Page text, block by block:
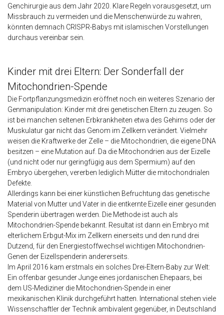
Genchirurgie aus dem Jahr 2020. Klare Regeln vorausgesetzt, um
Missbrauch zu vermeiden und die Menschenwürde zu wahren,
könnten demnach CRISPR-Babys mit islamischen Vorstellungen
durchaus vereinbar sein.
Kinder mit drei Eltern: Der Sonderfall der
Mitochondrien-Spende
Die Fortpflanzungsmedizin eröffnet noch ein weiteres Szenario der
Genmanipulation: Kinder mit drei genetischen Eltern zu zeugen. So
ist bei manchen seltenen Erbkrankheiten etwa des Gehirns oder der
Muskulatur gar nicht das Genom im Zellkern verändert. Vielmehr
weisen die Kraftwerke der Zelle – die Mitochondrien, die eigene DNA
besitzen – eine Mutation auf. Da die Mitochondrien aus der Eizelle
(und nicht oder nur geringfügig aus dem Spermium) auf den
Embryo übergehen, vererben lediglich Mütter die mitochondrialen
Defekte.
Allerdings kann bei einer künstlichen Befruchtung das genetische
Material von Mutter und Vater in die entkernte Eizelle einer gesunden
Spenderin übertragen werden. Die Methode ist auch als
Mitochondrien-Spende bekannt. Resultat ist dann ein Embryo mit
elterlichem Erbgut-Mix im Zellkern einerseits und den rund drei
Dutzend, für den Energiestoffwechsel wichtigen Mitochondrien-
Genen der Eizellspenderin andererseits.
Im April 2016 kam erstmals ein solches Drei-Eltern-Baby zur Welt:
Ein offenbar gesunder Junge eines jordanischen Ehepaars, bei
dem US-Mediziner die Mitochondrien-Spende in einer
mexikanischen Klinik durchgeführt hatten. International stehen viele
Wissenschaftler der Technik ambivalent gegenüber, in Deutschland